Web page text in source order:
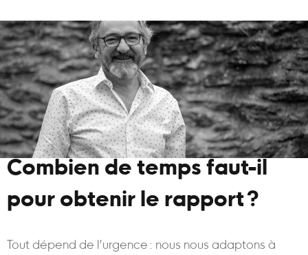
Combien de temps faut-il
pour obtenir le rapport ?
Tout dépend de l’urgence : nous nous adaptons à